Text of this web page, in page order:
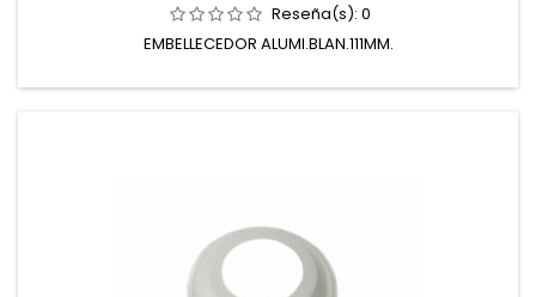
Reseña(s): 0
EMBELLECEDOR ALUMI.BLAN.111MM.